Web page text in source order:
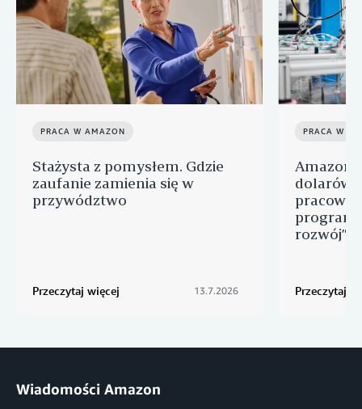
PRACA W AMAZON
Stażysta z pomysłem. Gdzie
zaufanie zamienia się w
przywództwo
Przeczytaj więcej 13.7.2026
PRACA W
Amazon
dolarów
rozwój”
Przeczytaj
Wiadomości Amazon